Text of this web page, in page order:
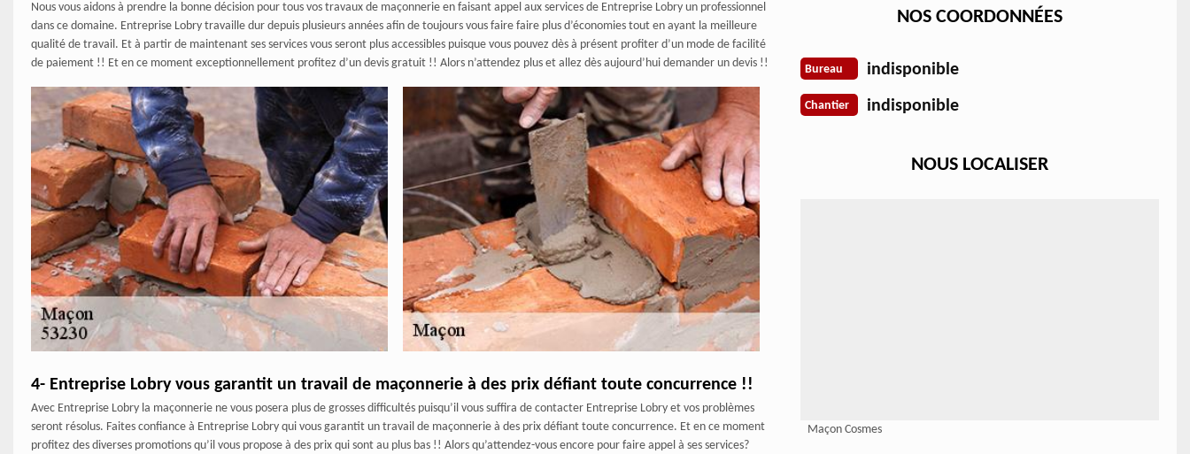
Nous vous aidons à prendre la bonne décision pour tous vos travaux de maçonnerie en faisant appel aux services de Entreprise Lobry un professionnel
dans ce domaine. Entreprise Lobry travaille dur depuis plusieurs années afin de toujours vous faire faire plus d’économies tout en ayant la meilleure
qualité de travail. Et à partir de maintenant ses services vous seront plus accessibles puisque vous pouvez dès à présent profiter d’un mode de facilité
de paiement !! Et en ce moment exceptionnellement profitez d’un devis gratuit !! Alors n’attendez plus et allez dès aujourd’hui demander un devis !!
4- Entreprise Lobry vous garantit un travail de maçonnerie à des prix défiant toute concurrence !!
Avec Entreprise Lobry la maçonnerie ne vous posera plus de grosses difficultés puisqu’il vous suffira de contacter Entreprise Lobry et vos problèmes
seront résolus. Faites confiance à Entreprise Lobry qui vous garantit un travail de maçonnerie à des prix défiant toute concurrence. Et en ce moment
profitez des diverses promotions qu’il vous propose à des prix qui sont au plus bas !! Alors qu’attendez-vous encore pour faire appel à ses services?
NOS COORDONNÉES
Bureau indisponible
Chantier indisponible
NOUS LOCALISER
Maçon Cosmes